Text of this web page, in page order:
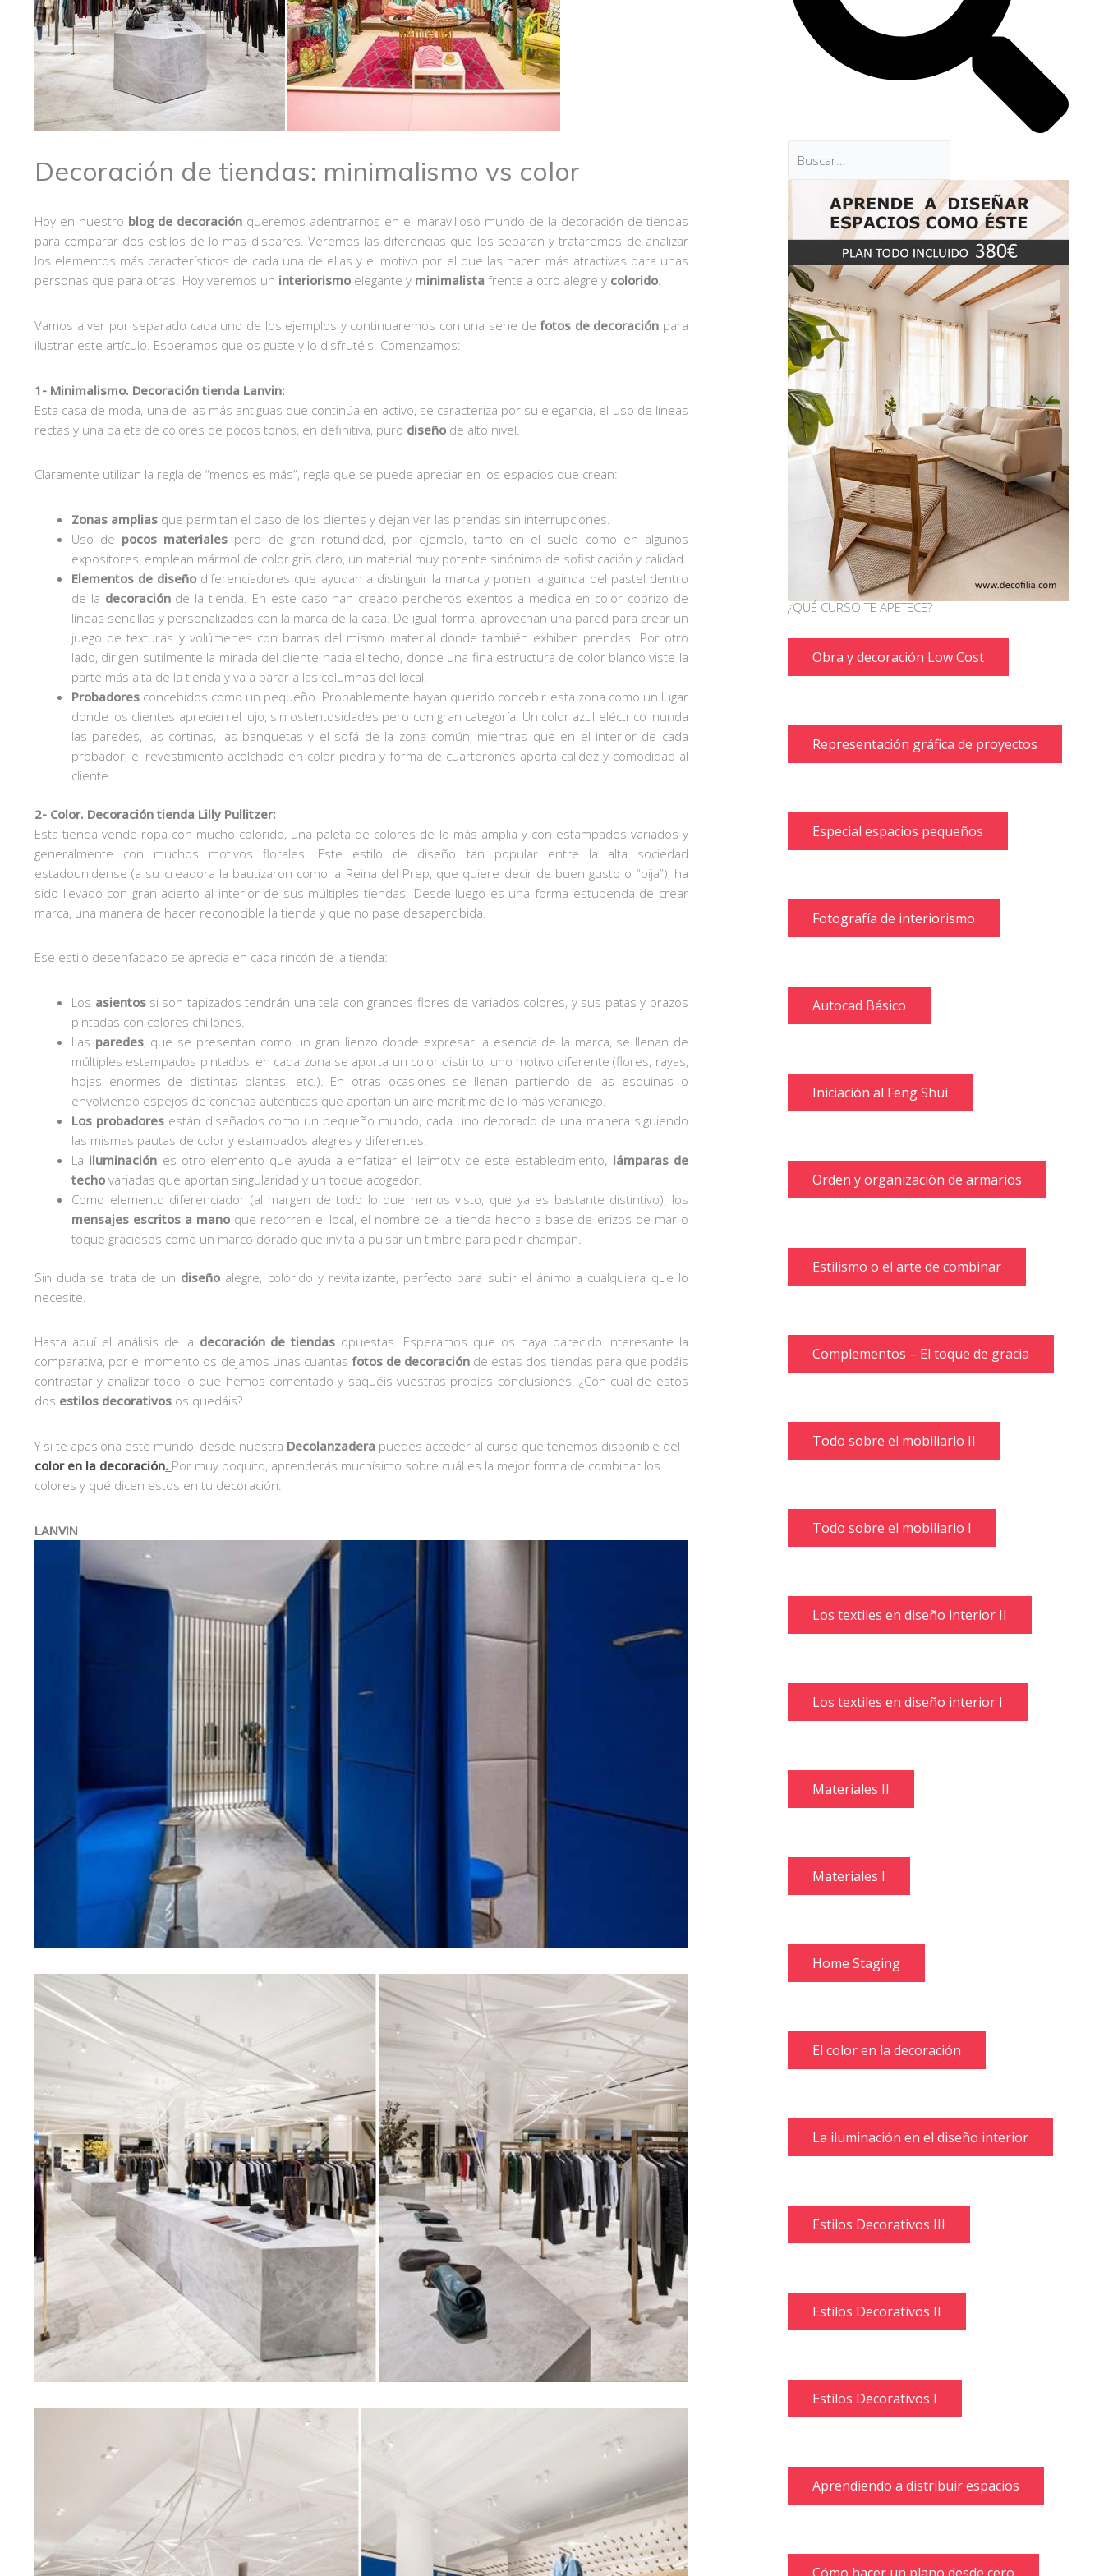
Decoración de tiendas: minimalismo vs color
Hoy en nuestro blog de decoraciónqueremos adentrarnos en el maravilloso mundo de la decoración de tiendas
para comparar dos estilos de lo más dispares. Veremos las diferencias que los separan y trataremos de analizar
los elementos más característicos de cada una de ellas y el motivo por el que las hacen más atractivas para unas
personas que para otras. Hoy veremos un interiorismo elegante y minimalista frente a otro alegre y colorido.
Vamos a ver por separado cada uno de los ejemplos y continuaremos con una serie defotos de decoración para
ilustrar este artículo. Esperamos que os guste y lo disfrutéis. Comenzamos:
1- Minimalismo. Decoración tienda Lanvin:
Esta casa de moda, una de las más antiguas que continúa en activo, se caracteriza por su elegancia, el uso de líneas
rectas y una paleta de colores de pocos tonos, en definitiva, puro diseño de alto nivel.
Claramente utilizan la regla de “menos es más”, regla que se puede apreciar en los espacios que crean:
Zonas amplias que permitan el paso de los clientes y dejan ver las prendas sin interrupciones.
Uso de pocos materiales pero de gran rotundidad, por ejemplo, tanto en el suelo como en algunos
expositores, emplean mármol de color gris claro, un material muy potente sinónimo de sofisticación y calidad.
Elementos de diseño diferenciadores que ayudan a distinguir la marca y ponen la guinda del pastel dentro
de la decoraciónde la tienda. En este caso han creado percheros exentos a medida en color cobrizo de
líneas sencillas y personalizados con la marca de la casa. De igual forma, aprovechan una pared para crear un
juego de texturas y volúmenes con barras del mismo material donde también exhiben prendas. Por otro
lado, dirigen sutilmente la mirada del cliente hacia el techo, donde una fina estructura de color blanco viste la
parte más alta de la tienda y va a parar a las columnas del local.
Probadores concebidos como un pequeño. Probablemente hayan querido concebir esta zona como un lugar
donde los clientes aprecien el lujo, sin ostentosidades pero con gran categoría. Un color azul eléctrico inunda
las paredes, las cortinas, las banquetas y el sofá de la zona común, mientras que en el interior de cada
probador, el revestimiento acolchado en color piedra y forma de cuarterones aporta calidez y comodidad al
cliente.
2- Color. Decoración tienda Lilly Pullitzer:
Esta tienda vende ropa con mucho colorido, una paleta de colores de lo más amplia y con estampados variados y
generalmente con muchos motivos florales. Este estilo de diseño tan popular entre la alta sociedad
estadounidense (a su creadora la bautizaron como la Reina del Prep, que quiere decir de buen gusto o “pija”), ha
sido llevado con gran acierto al interior de sus múltiples tiendas. Desde luego es una forma estupenda de crear
marca, una manera de hacer reconocible la tienda y que no pase desapercibida.
Ese estilo desenfadado se aprecia en cada rincón de la tienda:
Los asientossi son tapizados tendrán una tela con grandes flores de variados colores, y sus patas y brazos
pintadas con colores chillones.
Las paredes, que se presentan como un gran lienzo donde expresar la esencia de la marca, se llenan de
múltiples estampados pintados, en cada zona se aporta un color distinto, uno motivo diferente (flores, rayas,
hojas enormes de distintas plantas, etc.). En otras ocasiones se llenan partiendo de las esquinas o
envolviendo espejos de conchas autenticas que aportan un aire marítimo de lo más veraniego.
Los probadores están diseñados como un pequeño mundo, cada uno decorado de una manera siguiendo
las mismas pautas de color y estampados alegres y diferentes.
La iluminación es otro elemento que ayuda a enfatizar el leimotiv de este establecimiento, lámparas de
techo variadas que aportan singularidad y un toque acogedor.
Como elemento diferenciador (al margen de todo lo que hemos visto, que ya es bastante distintivo), los
mensajes escritos a mano que recorren el local, el nombre de la tienda hecho a base de erizos de mar o
toque graciosos como un marco dorado que invita a pulsar un timbre para pedir champán.
Sin duda se trata de un diseño alegre, colorido y revitalizante, perfecto para subir el ánimo a cualquiera que lo
necesite.
Hasta aquí el análisis de la decoración de tiendas opuestas. Esperamos que os haya parecido interesante la
comparativa, por el momento os dejamos unas cuantas fotos de decoración de estas dos tiendas para que podáis
contrastar y analizar todo lo que hemos comentado y saquéis vuestras propias conclusiones. ¿Con cuál de estos
dos estilos decorativos os quedáis?
Y si te apasiona este mundo, desde nuestra Decolanzadera puedes acceder al curso que tenemos disponible del
color en la decoración. Por muy poquito, aprenderás muchísimo sobre cuál es la mejor forma de combinar los
colores y qué dicen estos en tu decoración.
LANVIN
¿QUÉ CURSO TE APETECE?
Obra y decoración Low Cost
Representación gráfica de proyectos
Especial espacios pequeños
Fotografía de interiorismo
Autocad Básico
Iniciación al Feng Shui
Orden y organización de armarios
Estilismo o el arte de combinar
Complementos – El toque de gracia
Todo sobre el mobiliario II
Todo sobre el mobiliario I
Los textiles en diseño interior II
Los textiles en diseño interior I
Materiales II
Materiales I
Home Staging
El color en la decoración
La iluminación en el diseño interior
Estilos Decorativos III
Estilos Decorativos II
Estilos Decorativos I
Aprendiendo a distribuir espacios